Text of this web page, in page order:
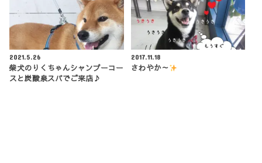
2021.5.26
柴犬のりくちゃんシャンプーコー
スと炭酸泉スパでご来店♪
2017.11.18
さわやか～